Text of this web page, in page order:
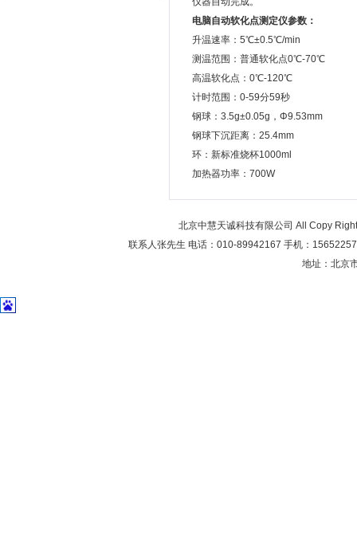
电脑自动软化点测定仪参数：
升温速率：5℃±0.5℃/min
测温范围：普通软化点0℃-70℃
高温软化点：0℃-120℃
计时范围：0-59分59秒
钢球：3.5g±0.05g，Φ9.53mm
钢球下沉距离：25.4mm
环：新标准烧杯1000ml
加热器功率：700W
北京中慧天诚科技有限公司 All Copy
联系人张先生 电话：010-89942167 手机：
地址：北京